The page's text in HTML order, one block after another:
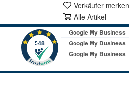
Verkäufer merken
Alle Artikel